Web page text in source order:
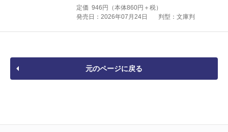
定価 946 円（本体860円＋税）
発売日：2026年07月24日
判型：文庫判
元のページに戻る